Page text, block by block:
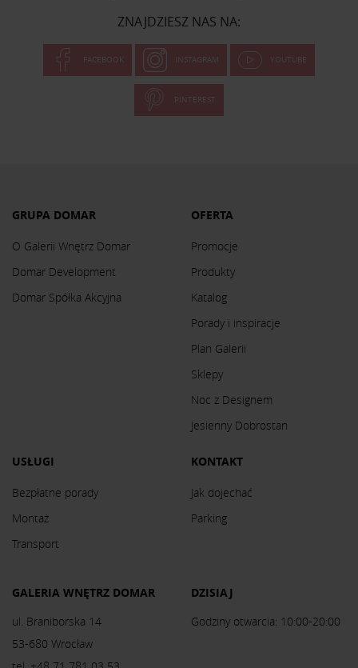
ZNAJDZIESZ NAS NA:
FACEBOOK INSTAGRAM YOUTUBE
PINTEREST
GRUPA DOMAR
O Galerii Wnętrz Domar
Domar Development
Domar Spółka Akcyjna
OFERTA
Promocje
Produkty
Katalog
Porady i inspiracje
Plan Galerii
Sklepy
Noc z Designem
Jesienny Dobrostan
USŁUGI
Bezpłatne porady
Montaż
Transport
KONTAKT
Jak dojechać
Parking
GALERIA WNĘTRZ DOMAR
ul. Braniborska 14
53-680 Wrocław
DZISIAJ
Godziny otwarcia: 10:00-20:00